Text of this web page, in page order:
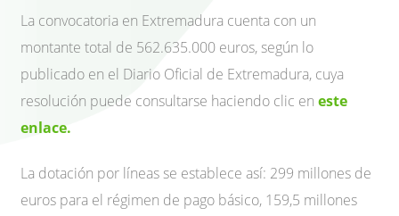
La convocatoria en Extremadura cuenta con un
montante total de 562.635.000 euros, según lo
publicado en el Diario Oficial de Extremadura, cuya
resolución puede consultarse haciendo clic en este
enlace.
La dotación por líneas se establece así: 299 millones de
euros para el régimen de pago básico, 159,5 millones